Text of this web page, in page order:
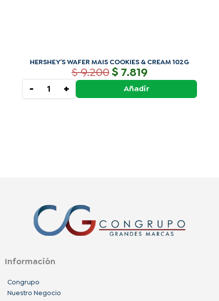
HERSHEY’S WAFER MAIS COOKIES & CREAM 102G
$9.200$7.819
- + Añadir
Información
Congrupo
Nuestro Negocio